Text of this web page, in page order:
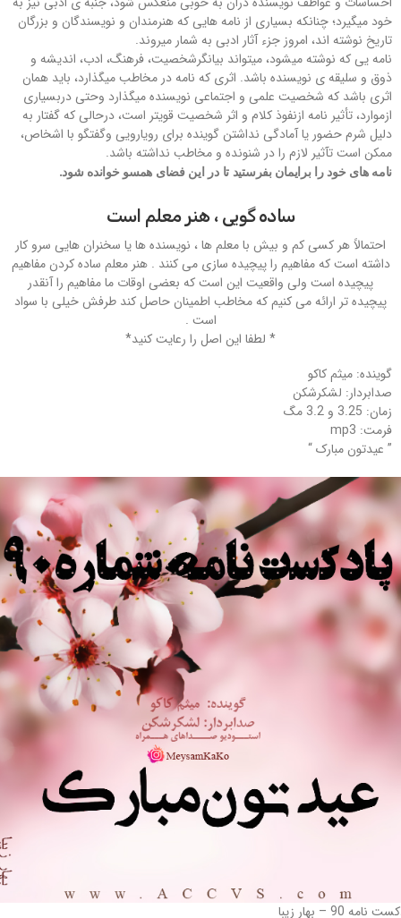
خود میگیرد؛ چنانکه بسیاری از نامه هایی که هنرمندان و نویسندگان و بزرگان
تاریخ نوشته اند، امروز جزء آثار ادبی به شمار میروند.
نامه یی که نوشته میشود، میتواند بیانگرشخصیت، فرهنگ، ادب، اندیشه و
ذوق و سلیقه ی نویسنده باشد. اثری که نامه در مخاطب میگذارد، باید همان
اثری باشد که شخصیت علمی و اجتماعی نویسنده میگذارد وحتی دربسیاری
ازموارد، تأثیر نامه ازنفوذ کلام و اثر شخصیت قویتر است، درحالی که گفتار به
دلیل شرم حضور یا آمادگی نداشتن گوینده برای رویارویی وگفتگو با اشخاص،
ممکن است تآثیر لازم را در شنونده و مخاطب نداشته باشد.
نامه های خود را برایمان بفرستید تا در این فضای همسو خوانده شود.
ساده گویی ، هنر معلم است
احتمالاً هر کسی کم و بیش با معلم ها ، نویسنده ها یا سخنران هایی سرو کار
داشته است که مفاهیم را پیچیده سازی می کنند . هنر معلم ساده کردن مفاهیم
پیچیده است ولی واقعیت این است که بعضی اوقات ما مفاهیم را آنقدر
پیچیده تر ارائه می کنیم که مخاطب اطمینان حاصل کند طرفش خیلی با سواد
است .
* لطفا این اصل را رعایت کنید*
گوینده: میثم کاکو
صدابردار: لشکرشکن
زمان: 3.25 و 3.2 مگ
فرمت: mp3
” عیدتون مبارک “
نامه 90 – بهار زیبا